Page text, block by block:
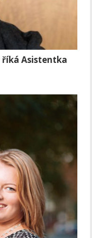
říká Asistentka